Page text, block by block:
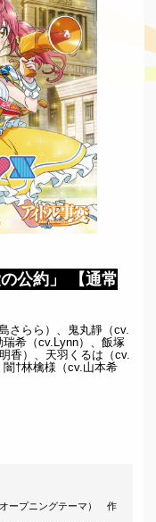
公約」 【通常
さらら）、⻤丸靜（cv.
希（cv.Lynn）、飯塚
⾹）、天⽻くるは（cv.
†林檎様（cv.⼭本希
ープニングテーマ） 作